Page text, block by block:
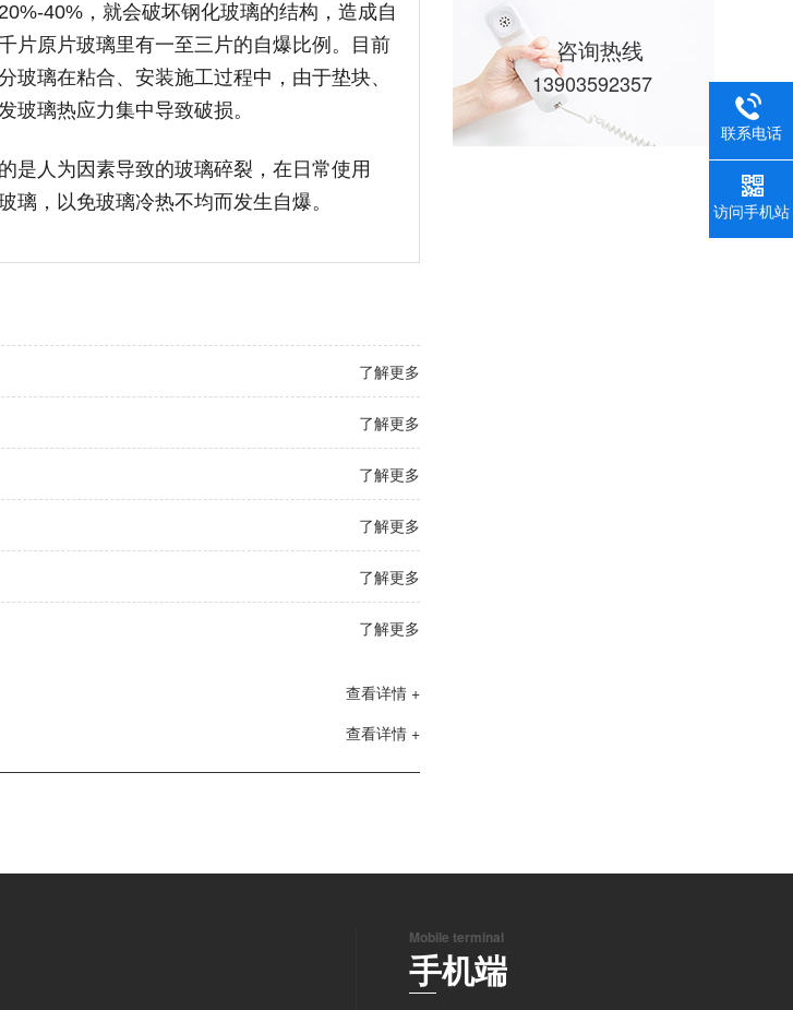
咨询热线
13903592357
40%，就会破坏钢化玻璃的结构，造成自
片原片玻璃里有一至三片的自爆比例。目前
璃在粘合、安装施工过程中，由于垫块、
玻璃热应力集中导致破损。
是人为因素导致的玻璃碎裂，在日常使用
，以免玻璃冷热不均而发生自爆。
了解更多
了解更多
了解更多
了解更多
了解更多
了解更多
查看详情 +
查看详情 +
Mobile terminal
手机端
联系电话
访问手机站